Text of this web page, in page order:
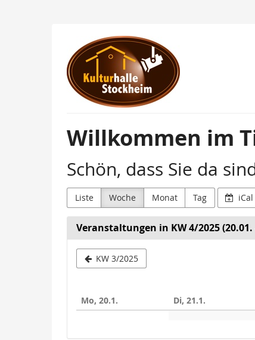
Kulturhalle
Stockheim
Willkommen im
Schön, dass Sie da
Liste Woche Monat Tag iCal
Veranstaltungen in KW 4/2025 (20.01.
KW 3/2025
Mo, 20.1. Di, 21.1.